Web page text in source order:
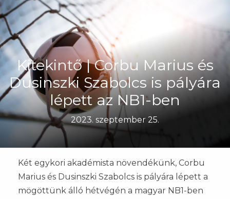
Kitekintő | Corbu Marius és
Dusinszki Szabolcs is pályára
lépett az NB1-ben
2023. szeptember 25.
Két egykori akadémista növendékünk, Corbu
Marius és Dusinszki Szabolcs is pályára lépett a
mögöttünk álló hétvégén a magyar NB1-ben